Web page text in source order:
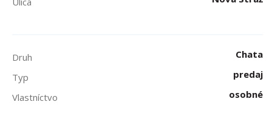
Druh
Chata
Typ
predaj
Vlastníctvo
osobné